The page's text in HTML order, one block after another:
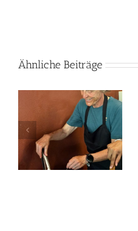
Ähnliche Beiträge
2026-03-05 Siem
Reap